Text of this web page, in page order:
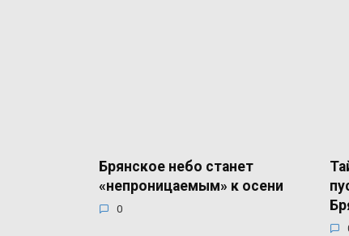
Брянское небо станет
«непроницаемым» к осени
0